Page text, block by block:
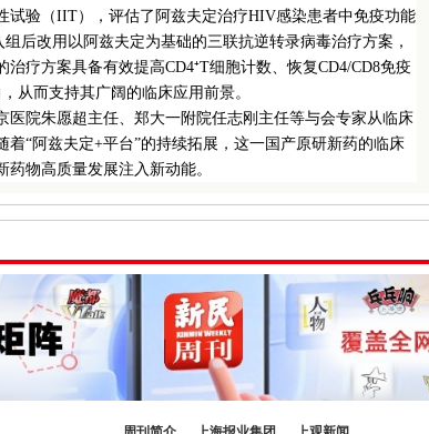
试验（IIT），评估了阿兹夫定治疗HIV感染患者中免疫功能
后改用以阿兹夫定为基础的三联抗逆转录病毒治疗方案，
疗方案具备有效提高CD4⁺T细胞计数、恢复CD4/CD8免疫
从而支持其广阔的临床应用前景。
医院朱愿超主任、郑大一附院任志刚主任等与会专家从临床
“阿兹夫定+平台”的持续拓展，这一国产原研新药的临床
物高质量发展注入新动能。